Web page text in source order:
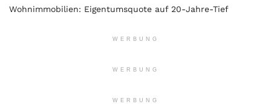
Wohnimmobilien: Eigentumsquote auf 20-Jahre-Tief
WERBUNG
WERBUNG
WERBUNG